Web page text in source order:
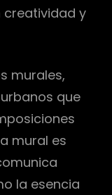
creatividad y
murales,
que
mural es
la esencia